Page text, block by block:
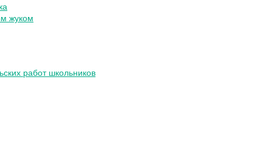
жуком
работ школьников